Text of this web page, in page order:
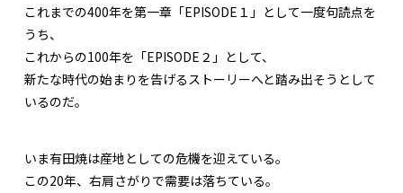
これまでの400年を第一章「EPISODE１」として一度句読点を
うち、
これからの100年を「EPISODE２」として、
新たな時代の始まりを告げるストーリーへと踏み出そうとして
いるのだ。
いま有田焼は産地としての危機を迎えている。
この20年、右肩さがりで需要は落ちている。